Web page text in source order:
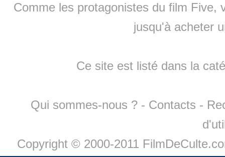
Comme les protagonistes du film Five,
jusqu'à acheter
Ce site est listé dans la
Qui sommes-nous ? - Contacts -
Copyright © 2000-2011